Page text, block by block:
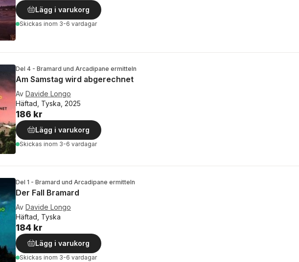
Lägg i varukorg
Skickas inom 3-6 vardagar
Del 4 - Bramard und Arcadipane ermitteln
Am Samstag wird abgerechnet
Av Davide Longo
Häftad, Tyska, 2025
186 kr
Lägg i varukorg
Skickas inom 3-6 vardagar
Del 1 - Bramard und Arcadipane ermitteln
Der Fall Bramard
Av Davide Longo
Häftad, Tyska
184 kr
Lägg i varukorg
Skickas inom 3-6 vardagar